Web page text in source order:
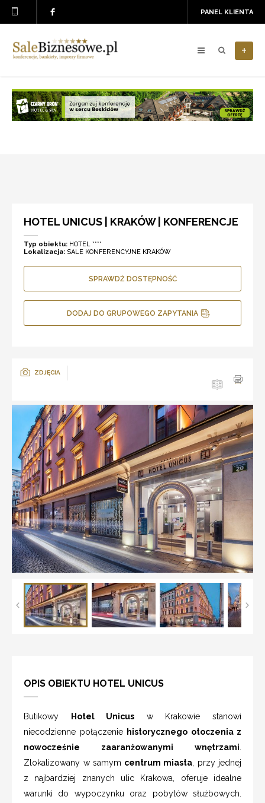
PANEL KLIENTA
+
HOTEL UNICUS | KRAKÓW | KONFERENCJE
Typ obiektu: HOTEL ****
Lokalizacja: SALE KONFERENCYJNE KRAKÓW
SPRAWDŹ DOSTĘPNOŚĆ
DODAJ DO GRUPOWEGO ZAPYTANIA
ZDJĘCIA
OPIS OBIEKTU HOTEL UNICUS
Butikowy Hotel Unicus w Krakowie stanowi
niecodzienne połączenie historycznego otoczenia z
nowocześnie zaaranżowanymi wnętrzami
Zlokalizowany w samym centrum miasta , przy jednej
z najbardziej znanych ulic Krakowa, oferuje idealne
warunki do wypoczynku oraz pobytów służbowych.